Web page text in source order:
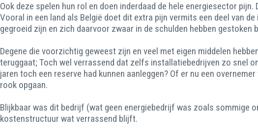
Ook deze spelen hun rol en doen inderdaad de hele energiesector
Vooral in een land als België doet dit extra pijn vermits een deel van
gegroeid zijn en zich daarvoor zwaar in de schulden hebben
Degene die voorzichtig geweest zijn en veel met eigen middelen
teruggaat; Toch wel verrassend dat zelfs installatiebedrijven zo snel
jaren toch een reserve had kunnen aanleggen? Of er nu een
rook opgaan.
Blijkbaar was dit bedrijf (wat geen energiebedrijf was zoals sommige
kostenstructuur wat verrassend blijft.